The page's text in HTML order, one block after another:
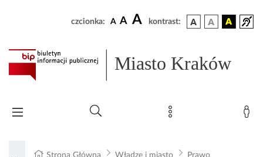
czcionka: A A A kontrast:
Miasto Kraków